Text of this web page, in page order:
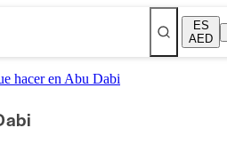
ES
AED
hacer en Abu Dabi